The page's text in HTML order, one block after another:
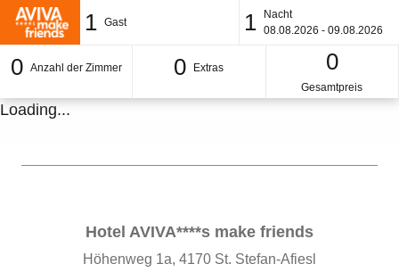
1 Gast 1
Nacht
08.08.2026 - 09.08.2026
0 Anzahl der Zimmer 0 Extras 0
Gesamtpreis
Loading...
Hotel AVIVA****s make friends
Höhenweg 1a, 4170 St. Stefan-Afiesl